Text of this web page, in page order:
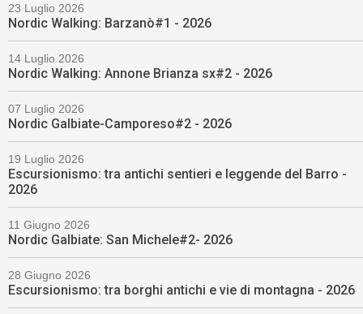
23 Luglio 2026
Nordic Walking: Barzanò#1 - 2026
14 Luglio 2026
Nordic Walking: Annone Brianza sx#2 - 2026
07 Luglio 2026
Nordic Galbiate-Camporeso#2 - 2026
19 Luglio 2026
Escursionismo: tra antichi sentieri e leggende del Barro -
2026
11 Giugno 2026
Nordic Galbiate: San Michele#2- 2026
28 Giugno 2026
Escursionismo: tra borghi antichi e vie di montagna - 2026